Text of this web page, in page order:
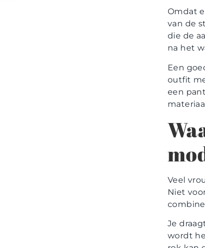
Omdat
van de
die de
na het
Een
outfit
een
Veel
Niet
Je
wordt